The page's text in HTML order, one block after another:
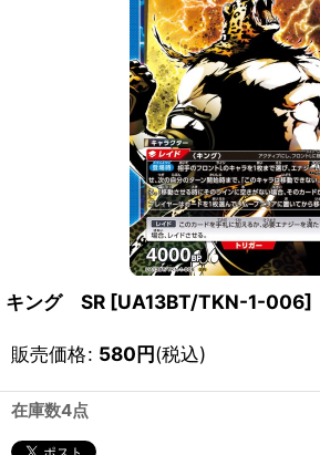
キング SR [UA13BT/TKN-1-006]
販売価格: 580円(税込)
在庫数4点